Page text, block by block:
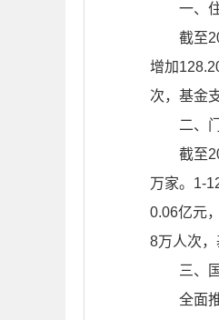
一、
截至
增加
次，基金
二、
截至
万家。1-
0.06亿元
8万人次
三、
全面